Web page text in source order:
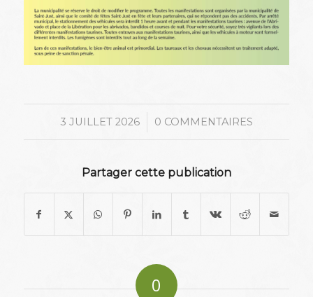
3 JUILLET 2026
/ 0 COMMENTAIRES
Partager cette publication
0